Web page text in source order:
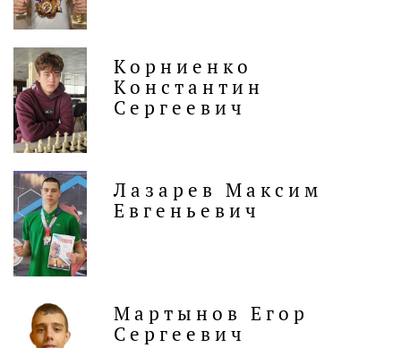
Корниенко
Константин
Сергеевич
Лазарев Максим
Евгеньевич
Мартынов Егор
Сергеевич